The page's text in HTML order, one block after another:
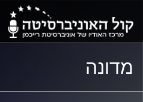
התפריט
הראשי
התוכן
הראשי
מדונה